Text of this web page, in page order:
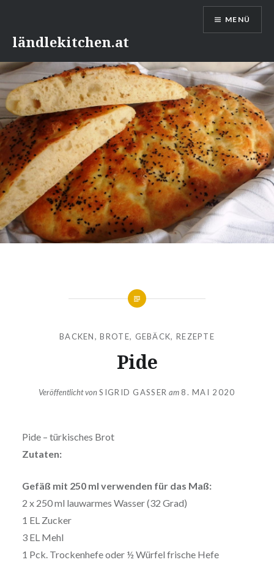
Inhaltländlekitchen.at
MENÜ
BACKEN,BROTE, GEBÄCK, REZEPTE
Pide
Veröffentlicht vonSIGRID GASSER am 8. MAI 2020
Pide – türkisches Brot
Zutaten:
Gefäß mit 250 ml verwenden für das Maß:
2 x 250 ml lauwarmes Wasser (32 Grad)
1 EL Zucker
3 EL Mehl
1 Pck. Trockenhefe oder ½ Würfel frische Hefe